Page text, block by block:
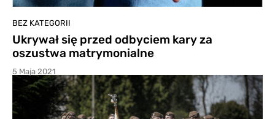
BEZ KATEGORII
Ukrywał się przed odbyciem kary za
oszustwa matrymonialne
5 Maja 2021